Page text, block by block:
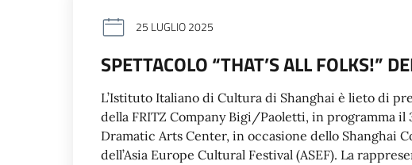
25 LUGLIO 2025
SPETTACOLO “THAT’S ALL FOLKS!”
L’Istituto Italiano di Cultura di Shanghai è lieto di
della FRITZ Company Bigi/Paoletti, in programma il
Dramatic Arts Center, in occasione dello Shanghai
dell’Asia Europe Cultural Festival (ASEF). La